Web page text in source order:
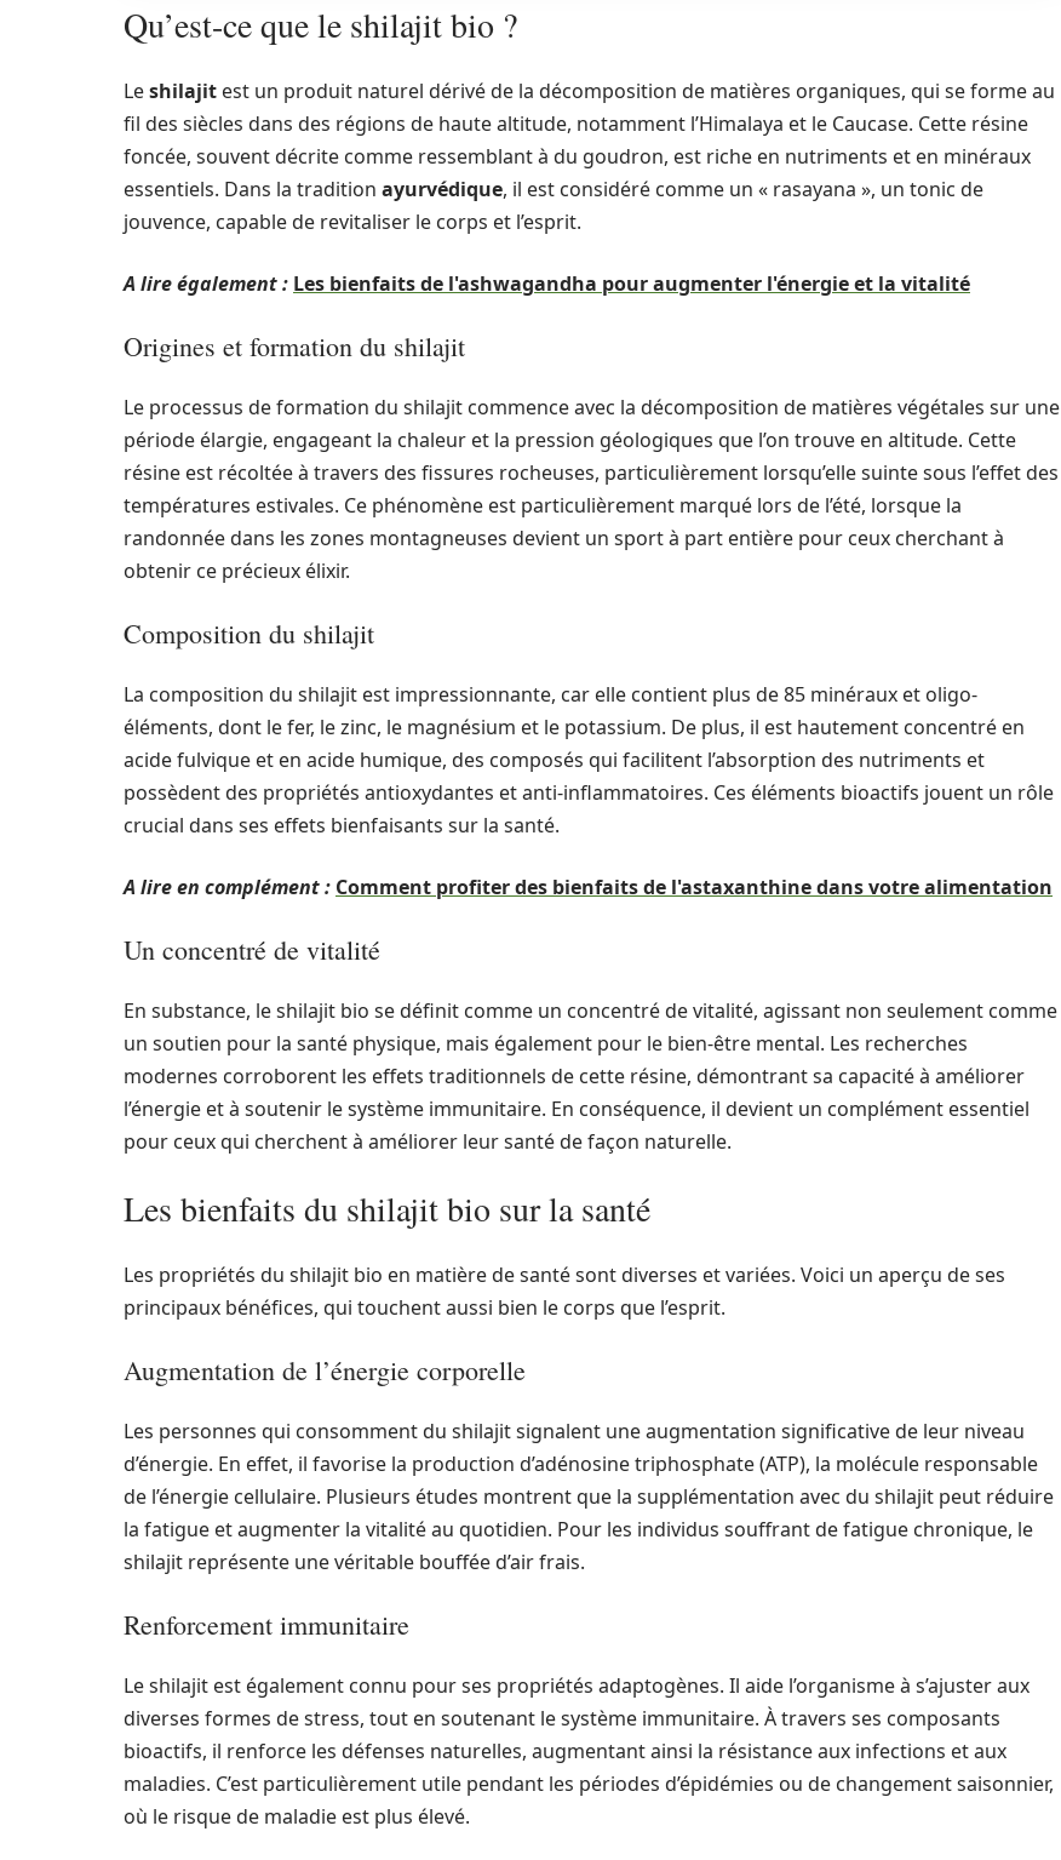
Qu’est-ce que le shilajit bio ?
Leshilajit est un produit naturel dérivé de la décomposition de matières organiques, qui se forme au
fil des siècles dans des régions de haute altitude, notamment l’Himalaya et le Caucase. Cette résine
foncée, souvent décrite comme ressemblant à du goudron, est riche en nutriments et en minéraux
essentiels. Dans la tradition ayurvédique, il est considéré comme un « rasayana », un tonic de
jouvence, capable de revitaliser le corps et l’esprit.
A lire également : Les bienfaits de l'ashwagandha pour augmenter l'énergie et la vitalité
Origines et formation du shilajit
Le processus de formation du shilajit commence avec la décomposition de matières végétales sur une
période élargie, engageant la chaleur et la pression géologiques que l’on trouve en altitude. Cette
résine est récoltée à travers des fissures rocheuses, particulièrement lorsqu’elle suinte sous l’effet des
températures estivales. Ce phénomène est particulièrement marqué lors de l’été, lorsque la
randonnée dans les zones montagneuses devient un sport à part entière pour ceux cherchant à
obtenir ce précieux élixir.
Composition du shilajit
La composition du shilajit est impressionnante, car elle contient plus de 85 minéraux et oligo-
éléments, dont le fer, le zinc, le magnésium et le potassium. De plus, il est hautement concentré en
acide fulvique et en acide humique, des composés qui facilitent l’absorption des nutriments et
possèdent des propriétés antioxydantes et anti-inflammatoires. Ces éléments bioactifs jouent un rôle
crucial dans ses effets bienfaisants sur la santé.
A lire en complément : Comment profiter des bienfaits de l'astaxanthine dans votre alimentation
Un concentré de vitalité
En substance, le shilajit bio se définit comme un concentré de vitalité, agissant non seulement comme
un soutien pour la santé physique, mais également pour le bien-être mental. Les recherches
modernes corroborent les effets traditionnels de cette résine, démontrant sa capacité à améliorer
l’énergie et à soutenir le système immunitaire. En conséquence, il devient un complément essentiel
pour ceux qui cherchent à améliorer leur santé de façon naturelle.
Les bienfaits du shilajit bio sur la santé
Les propriétés du shilajit bio en matière de santé sont diverses et variées. Voici un aperçu de ses
principaux bénéfices, qui touchent aussi bien le corps que l’esprit.
Augmentation de l’énergie corporelle
Les personnes qui consomment du shilajit signalent une augmentation significative de leur niveau
d’énergie. En effet, il favorise la production d’adénosine triphosphate (ATP), la molécule responsable
de l’énergie cellulaire. Plusieurs études montrent que la supplémentation avec du shilajit peut réduire
la fatigue et augmenter la vitalité au quotidien. Pour les individus souffrant de fatigue chronique, le
shilajit représente une véritable bouffée d’air frais.
Renforcement immunitaire
Le shilajit est également connu pour ses propriétés adaptogènes. Il aide l’organisme à s’ajuster aux
diverses formes de stress, tout en soutenant le système immunitaire. À travers ses composants
bioactifs, il renforce les défenses naturelles, augmentant ainsi la résistance aux infections et aux
maladies. C’est particulièrement utile pendant les périodes d’épidémies ou de changement saisonnier,
où le risque de maladie est plus élevé.